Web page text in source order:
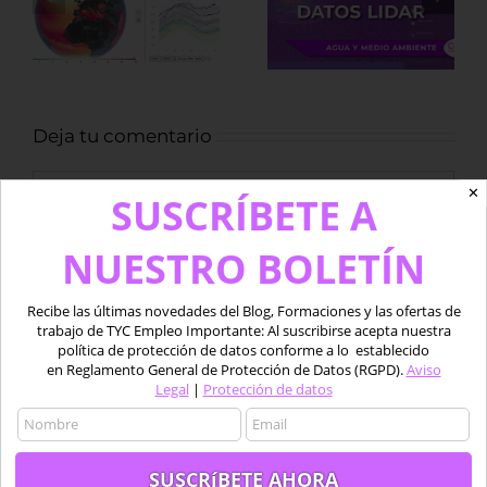
aplicación para
datos LiDAR
Arqueológicos
Deja tu comentario
Comentar
✕
SUSCRÍBETE A
NUESTRO BOLETÍN
Recibe las últimas novedades del Blog, Formaciones y las ofertas de
trabajo de TYC Empleo Importante: Al suscribirse acepta nuestra
política de protección de datos conforme a lo establecido
en Reglamento General de Protección de Datos (RGPD).Aviso
Legal| Protección de datos